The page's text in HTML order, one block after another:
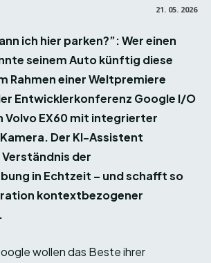
21. 05. 2026
ich hier parken?”: Wer einen
seinem Auto künftig diese
Rahmen einer Weltpremiere
Entwicklerkonferenz Google I/O
Volvo EX60 mit integrierter
Der KI-Assistent
der
in Echtzeit – und schafft so
kontextbezogener
wollen das Beste ihrer